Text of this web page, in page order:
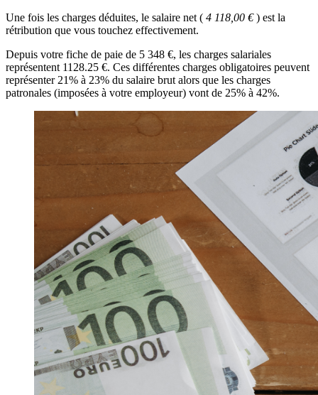
Une fois les charges déduites, le salaire net ( 4 118,00 €) est la
rétribution que vous touchez effectivement.
Depuis votre fiche de paie de 5 348 €, les charges salariales
représentent 1128.25 €. Ces différentes charges obligatoires peuvent
représenter 21% à 23% du salaire brut alors que les charges
patronales (imposées à votre employeur) vont de 25% à 42%.